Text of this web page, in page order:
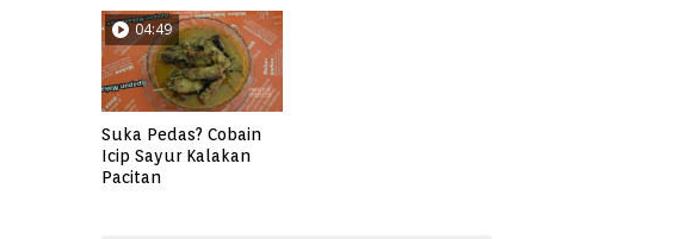
04:49
Suka Pedas? Cobain
Icip Sayur Kalakan
Pacitan